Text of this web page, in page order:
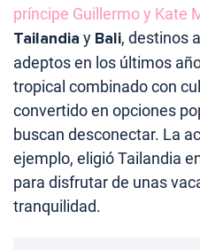
príncipe Guillermo y Kate
Tailandia y Bali, destinos
adeptos en los últimos
tropical combinado con
convertido en opciones
buscan desconectar. La
ejemplo, eligió Tailandia
para disfrutar de unas
tranquilidad.